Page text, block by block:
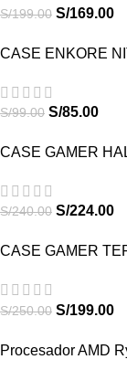
S/199.00 S/169.00
CASE ENKORE
S/99.00 S/85.00
CASE GAMER
S/240.00 S/224.00
CASE GAMER
S/250.00 S/199.00
Procesador AMD